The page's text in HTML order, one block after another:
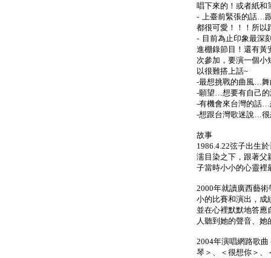
唱下來的！或者紙和
- 上臺前緊張的話…
都很可愛！！！所以
- 目前為止印象最深
進棚錄節目！還有黃
次參加，要演一個小
以很難搭上話~
-最想挑戰的曲風…舞
-願望…想要有自己的
-有機會來台灣的話
-想跟台灣歌迷說…
故事
1986.4.22弦子出生
濡目染之下，跟著父
子當時小小的心靈裡
2000年就讀廣西藝
小的比賽和演出，成
並在心裡默默地答應
人聽到她的聲音、她
2004年演唱網路歌
琴＞、＜很想你＞、